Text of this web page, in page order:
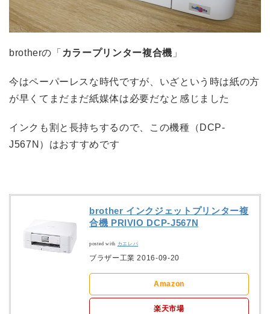
brotherの「 カラープリンター複合機 」
今はペーパーレスな時代ですが、いざという時は紙の方
が早くてまだまだ紙媒体は必要だなと感じました
インクも割と長持ちするので、この機種（DCP-
J567N）はおすすめです
brother インクジェットプリンター複
合機 PRIVIO DCP-J567N
posted with カエレバ
ブラザー工業 2016-09-20
Amazon
楽天市場